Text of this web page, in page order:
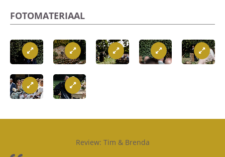
FOTOMATERIAAL
Review: Tim & Brenda